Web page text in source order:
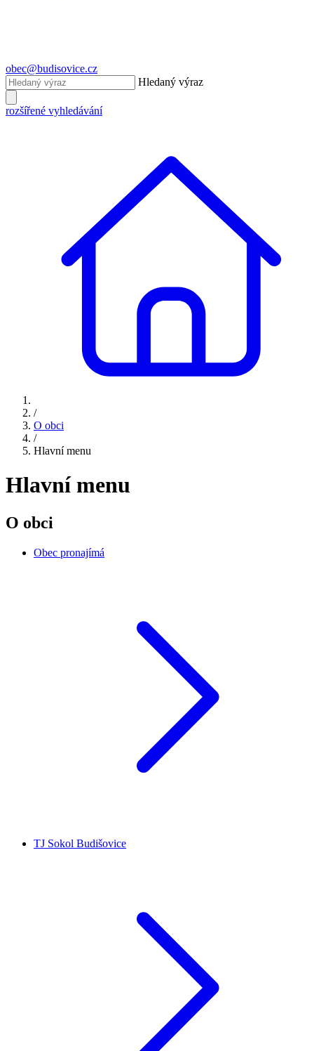
obec@budisovice.cz
Hledaný výraz
rozšířené vyhledávání
/
O obci
/
Hlavní menu
Hlavní menu
O obci
Obec pronajímá
TJ Sokol Budišovice